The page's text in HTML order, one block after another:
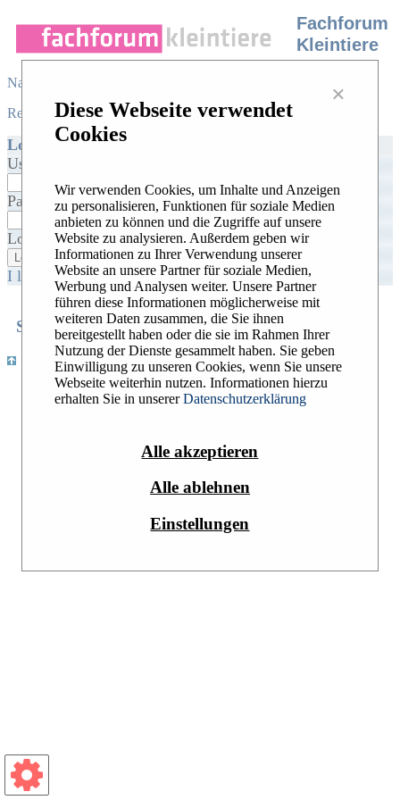
Fachforum
Kleintiere
Navigation
Register /Login|Desktop view |
Login
Username:
Password:
Log me on automatically each visit:
I lost my password|Activate my account
Search | Recent Topics | Hottest Topics
Register/Login|Desktop view
Widerrufsbelehrung
AGB
×
Diese Webseite verwendet
Cookies
Wir verwenden Cookies, um Inhalte und Anzeigen
zu personalisieren, Funktionen für soziale Medien
anbieten zu können und die Zugriffe auf unsere
Website zu analysieren. Außerdem geben wir
Informationen zu Ihrer Verwendung unserer
Website an unsere Partner für soziale Medien,
Werbung und Analysen weiter. Unsere Partner
führen diese Informationen möglicherweise mit
weiteren Daten zusammen, die Sie ihnen
bereitgestellt haben oder die sie im Rahmen Ihrer
Nutzung der Dienste gesammelt haben. Sie geben
Einwilligung zu unseren Cookies, wenn Sie unsere
Webseite weiterhin nutzen. Informationen hierzu
erhalten Sie in unsererDatenschutzerklärung
Alle akzeptieren
Alle ablehnen
Einstellungen